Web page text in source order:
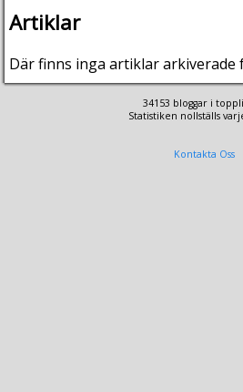
Artiklar
Där finns inga artiklar arkiverade
34153 bloggar i
Statistiken nollställs
Kontakta Oss